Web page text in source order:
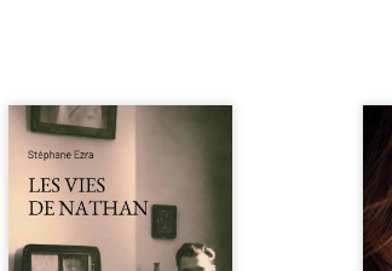
Les vies de Nathan est un
recueil de poésie né en trois
la première fois, Stéphane Ezra,
médium, a pu communiquer
avec son père, disparu depuis
plus de vingt ans et qu’il n’a
À